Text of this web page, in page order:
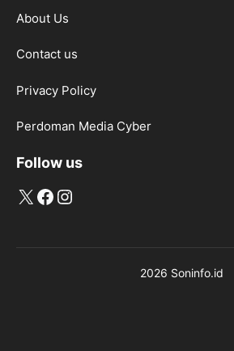
About Us
Contact us
Privacy Policy
Perdoman Media Cyber
Follow us
X Facebook
Instagram
2026 Soninfo.id